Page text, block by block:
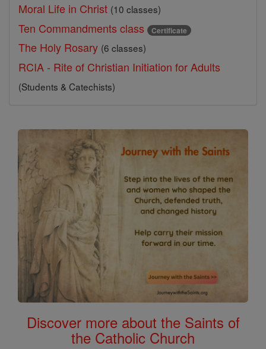
Moral Life in Christ (10 classes)
Ten Commandments class Certificate
The Holy Rosary (6 classes)
RCIA - Rite of Christian Initiation for Adults
(Students & Catechists)
Discover more about the Saints of
the Catholic Church